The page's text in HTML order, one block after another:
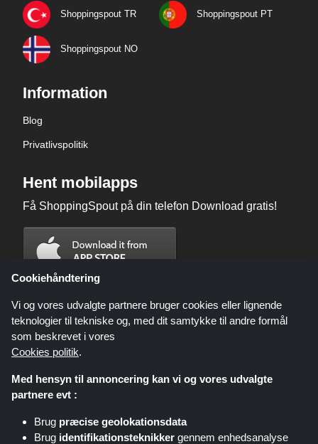
Shoppingspout TR Shoppingspout PT
Shoppingspout NO
Information
Blog
Privatlivspolitik
Hent mobilapps
Få ShoppingSpout på din telefon Download gratis!
Shoppingspout.com/dk eller dets personale er ikke involveret, når du
foretager et køb via disse links, Shoppingspout.com/dk optjener kun
Cookiehåndtering
Vi og vores udvalgte partnere bruger cookies eller lignende
teknologier til tekniske og, med dit samtykke til andre formål
som beskrevet i vores
Cookies politik.
Med hensyn til annoncering kan vi og vores udvalgte
partnere evt :
Brug præcise geolokationsdata
Brug identifikationsteknikker gennem enhedsanalyse